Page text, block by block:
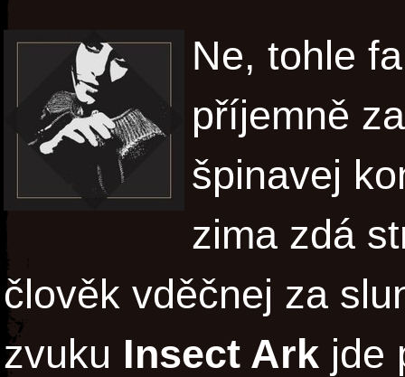
Ne, tohle
příjemně
špinavej
zima zdá
člověk vděčnej za
zvuku Insect Ark jde